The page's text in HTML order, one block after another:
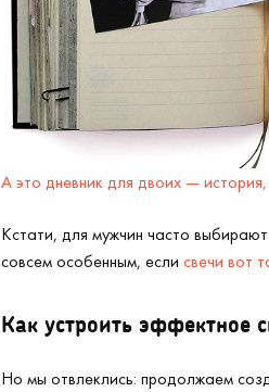
А это дневник для двоих —
Кстати, для мужчин часто
совсем особенным, если свечи вот
Как устроить эффектное
Но мы отвлеклись: продолжаем